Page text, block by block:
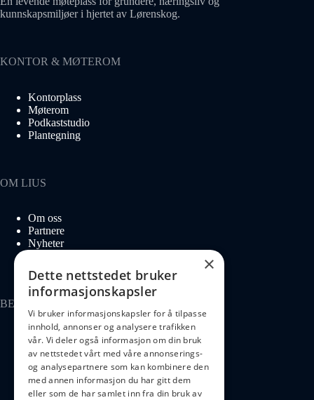
kunnskapsmiljøer i hjertet av Lørenskog.
KONTOR & MØTEROM
Kontorplass
Møterom
Podkaststudio
Plantegning
OM LIUS
Om oss
Partnere
Nyheter
BESØK OSS
Kontakt oss
Kollektivt
Parkering
×
Dette nettstedet bruker
informasjonskapsler
Vi bruker informasjonskapsler for å tilpasse
innhold, annonser og analysere trafikken
vår. Vi deler også informasjon om din bruk
av nettstedet vårt med våre annonserings-
og analysepartnere som kan kombinere den
med annen informasjon du har gitt dem
eller som de har samlet inn fra din bruk av